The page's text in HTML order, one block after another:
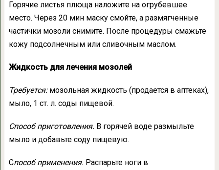
Горячие листья плюща наложите на огрубевшее
место. Через 20 мин маску смойте, а размягченные
частички мозоли снимите. После процедуры смажьте
кожу подсолнечным или сливочным маслом.
Жидкость для лечения мозолей
Требуется:мозольная жидкость (продается в аптеках),
мыло, 1 ст. л. соды пищевой.
Способ приготовления. В горячей воде размыльте
мыло и добавьте соду пищевую.
Способ применения. Распарьте ноги в